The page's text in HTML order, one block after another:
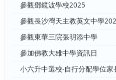
參觀鄧鏡波學校2025
參觀長沙灣天主教英文中學
參觀東華三院張明添中學
參加佛教大雄中學資訊日
小六升中選校-自行分配學位家